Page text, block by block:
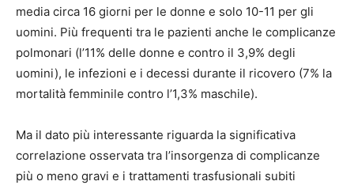
media circa 16 giorni per le donne e solo 10-11 per gli
uomini. Più frequenti tra le pazienti anche le complicanze
polmonari (l’11% delle donne e contro il 3,9% degli
uomini), le infezioni e i decessi durante il ricovero (7% la
mortalità femminile contro l’1,3% maschile).
Ma il dato più interessante riguarda la significativa
correlazione osservata tra l’insorgenza di complicanze
più o meno gravi e i trattamenti trasfusionali subiti